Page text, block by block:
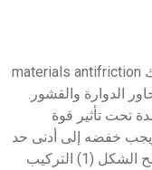
في عام 2026
مخفف الاحتكاك تستخدم مخففات الاحتكاك materials antifriction
الدوارة والقشور.
تحت تأثير قوة
ويجب خفضه إلى أدنى حد
ممكن بإجراءات ملائمة مثل التزليق، ويوضح الشكل (1) التركيب